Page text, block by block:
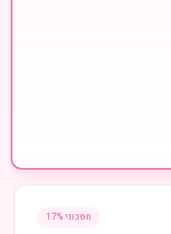
חסכוני 17%